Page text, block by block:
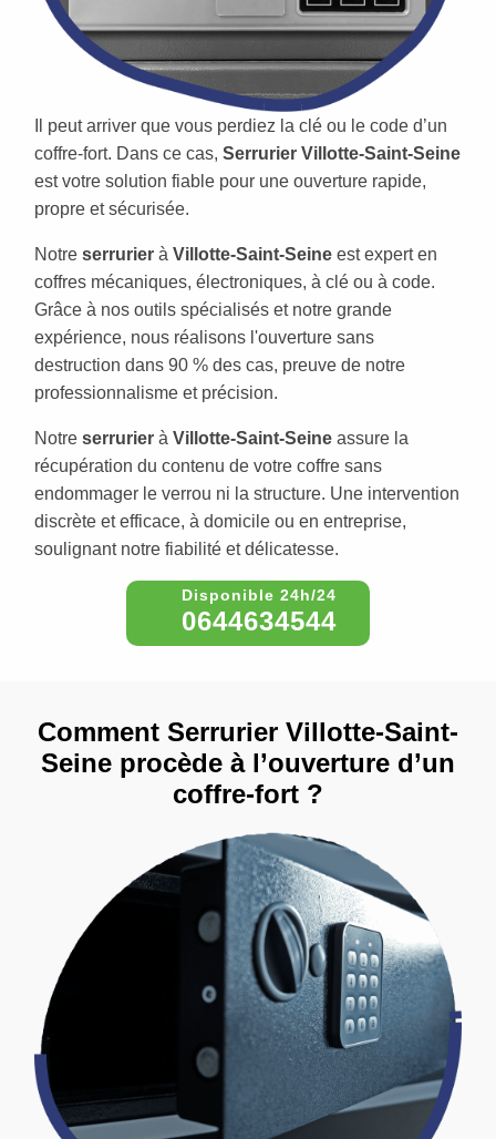
Il peut arriver que vous perdiez la clé ou le code d’un
coffre-fort. Dans ce cas, Serrurier Villotte-Saint-Seine
est votre solution fiable pour une ouverture rapide,
propre et sécurisée.
Notre serrurier à Villotte-Saint-Seine est expert en
coffres mécaniques, électroniques, à clé ou à code.
Grâce à nos outils spécialisés et notre grande
expérience, nous réalisons l'ouverture sans
destruction dans 90 % des cas, preuve de notre
professionnalisme et précision.
Notre serrurier à Villotte-Saint-Seine assure la
récupération du contenu de votre coffre sans
endommager le verrou ni la structure. Une intervention
discrète et efficace, à domicile ou en entreprise,
soulignant notre fiabilité et délicatesse.
0644634544
Comment Serrurier Villotte-Saint-
Seine procède à l’ouverture d’un
coffre-fort ?